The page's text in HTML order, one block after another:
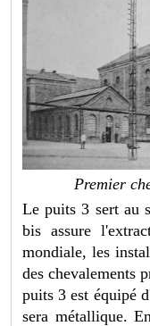
Premier
Le puits 3 sert au
bis assure
mondiale, les
des chevalements
puits 3 est équipé
sera métallique.